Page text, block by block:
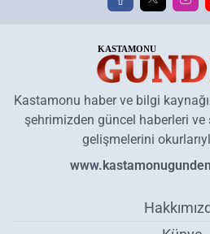
Kastamonu haber ve bilgi
şehrimizden güncel haberleri
gelişmelerini